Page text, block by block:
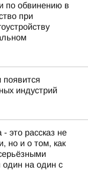
по обвинению в
при
индустрий
это рассказ не
но и о том, как
один на один с